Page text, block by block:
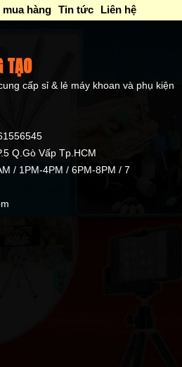
hàng Tin tức Liên hệ
TẠO
cấp sỉ & lẻ máy khoan và phụ kiện
Q.Gò Vấp Tp.HCM
/ 1PM-4PM / 6PM-8PM / 7